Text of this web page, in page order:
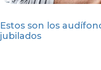
Estos son los
jubilados